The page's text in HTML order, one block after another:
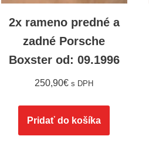
2x rameno predné a
zadné Porsche
Boxster od: 09.1996
250,90€ s DPH
Pridať do košíka